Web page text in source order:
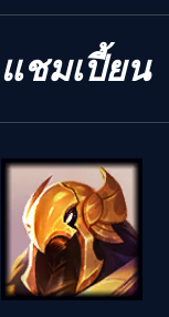
แชมเปี้ยน